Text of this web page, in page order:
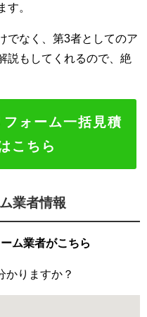
す。
でなく、第3者としてのア
説もしてくれるので、絶
ォーム一括見積
こちら
業者情報
ム業者がこちら
かりますか？